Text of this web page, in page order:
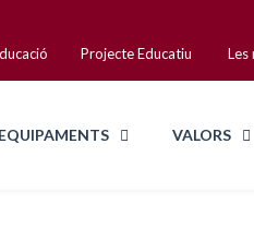
Projecte Educatiu Les
EQUIPAMENTS VALORS